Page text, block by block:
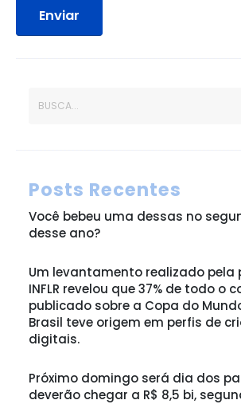
Enviar
Posts Recentes
Você bebeu uma dessas no
desse ano?
Um levantamento realizado
INFLR revelou que 37% de todo o
publicado sobre a Copa do
Brasil teve origem em perfis de
digitais.
Próximo domingo será dia dos
deverão chegar a R$ 8,5 bi,